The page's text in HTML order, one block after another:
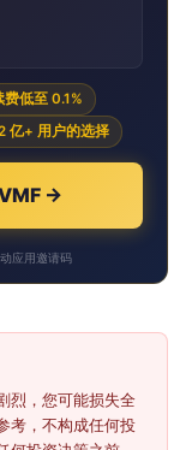
低至 0.1%
亿+ 用户的选择
→
应用邀请码
烈，您可能损失全
考，不构成任何投